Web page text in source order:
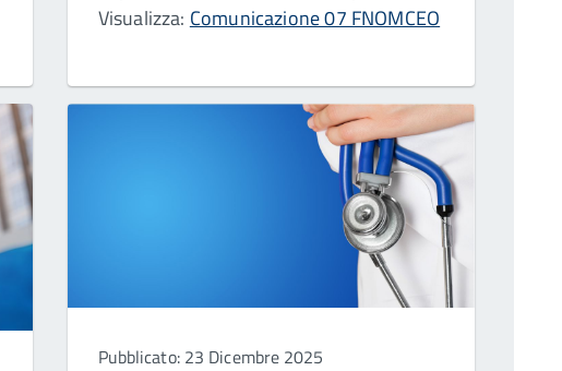
Visualizza: Comunicazione 07 FNOMCEO
Pubblicato: 23 Dicembre 2025